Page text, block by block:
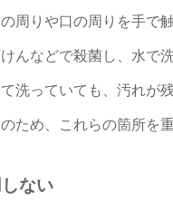
周りや口の周りを手で
んなどで殺菌し、水で
洗っていても、汚れが
ため、これらの箇所を
ない